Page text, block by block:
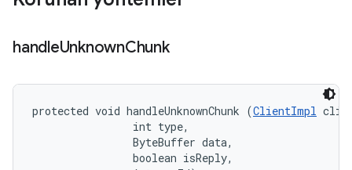
handleUnknownChunk
protected void handleUnknownChunk (ClientImpl
                int type,
                ByteBuffer data,
                boolean isReply,